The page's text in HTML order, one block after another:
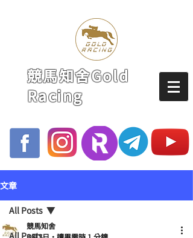
競馬知舍Gold
Racing
文章
All Posts
All Posts
競馬知舍